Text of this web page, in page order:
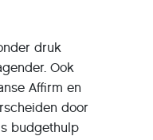
druk
Ook
Affirm en
door
budgethulp